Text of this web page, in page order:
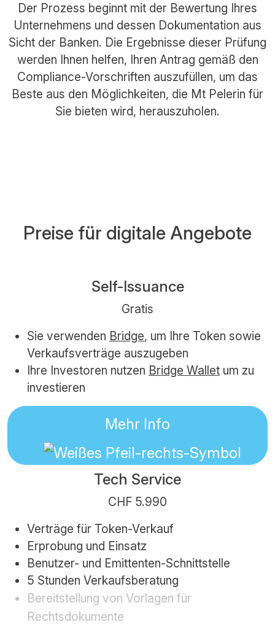
Der Prozess beginnt mit der Bewertung Ihres
Unternehmens und dessen Dokumentation aus
Sicht der Banken. Die Ergebnisse dieser Prüfung
werden Ihnen helfen, Ihren Antrag gemäß den
Compliance-Vorschriften auszufüllen, um das
Beste aus den Möglichkeiten, die Mt Pelerin für
Sie bieten wird, herauszuholen.
Preise für digitale Angebote
Self-Issuance
Gratis
Sie verwenden Bridge, um Ihre Token sowie
Verkaufsverträge auszugeben
Ihre Investoren nutzen Bridge Wallet um zu
investieren
Mehr Info
Tech Service
CHF 5.990
Verträge für Token-Verkauf
Erprobung und Einsatz
Benutzer- und Emittenten-Schnittstelle
5 Stunden Verkaufsberatung
Bereitstellung von Vorlagen für
Rechtsdokumente